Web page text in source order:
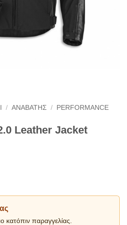
/ ΑΝΑΒΑΤΗΣ /
PERFORMANCE
Leather Jacket
κατόπιν παραγγελίας.